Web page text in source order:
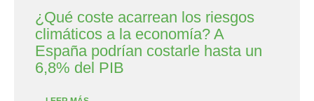
¿Qué coste acarrean los riesgos
climáticos a la economía? A
España podrían costarle hasta un
6,8% del PIB